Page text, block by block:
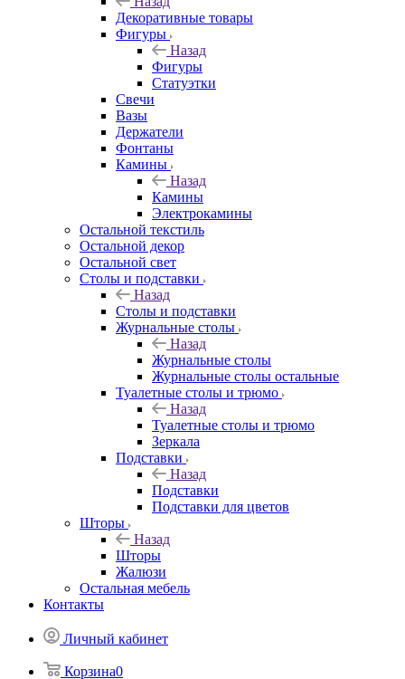
Декоративные товары
Фигуры
Назад
Фигуры
Статуэтки
Свечи
Вазы
Держатели
Фонтаны
Камины
Назад
Камины
Электрокамины
Остальной текстиль
Остальной декор
Остальной свет
Столы и подставки
Назад
Столы и подставки
Журнальные столы
Назад
Журнальные столы
Журнальные столы остальные
Туалетные столы и трюмо
Назад
Туалетные столы и трюмо
Зеркала
Подставки
Назад
Подставки
Подставки для цветов
Шторы
Назад
Шторы
Жалюзи
Остальная мебель
Контакты
Личный кабинет
Корзина0